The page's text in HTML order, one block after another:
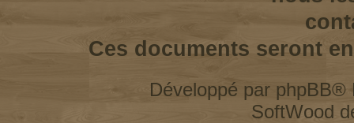
Ces documents seront
Développé par phpBB®
SoftWood